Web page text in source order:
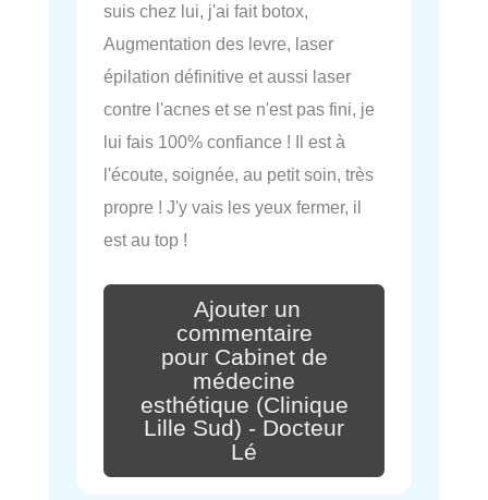
suis chez lui, j'ai fait botox,
Augmentation des levre, laser
épilation définitive et aussi laser
contre l'acnes et se n'est pas fini, je
lui fais 100% confiance ! Il est à
l'écoute, soignée, au petit soin, très
propre ! J'y vais les yeux fermer, il
est au top !
Ajouter un
commentaire
pour Cabinet de
médecine
esthétique (Clinique
Lille Sud) - Docteur
Lé